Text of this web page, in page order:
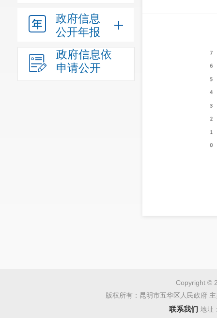
政府信息
公开年报
政府信息依
申请公开
Copyright ©
版权所有：昆明市五华区人民政府
联系我们 地址